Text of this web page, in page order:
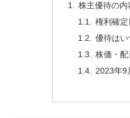
株主優待の内
権利確定
優待はい
株価・配
2023年9